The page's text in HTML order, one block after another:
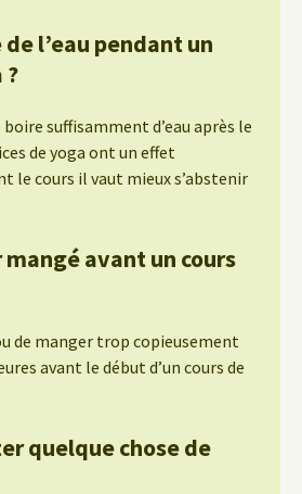
l’eau pendant un
?
suffisamment d’eau après le
de yoga ont un effet
le cours il vaut mieux s’abstenir
avant un cours
de manger trop copieusement
avant le début d’un cours de
quelque chose de